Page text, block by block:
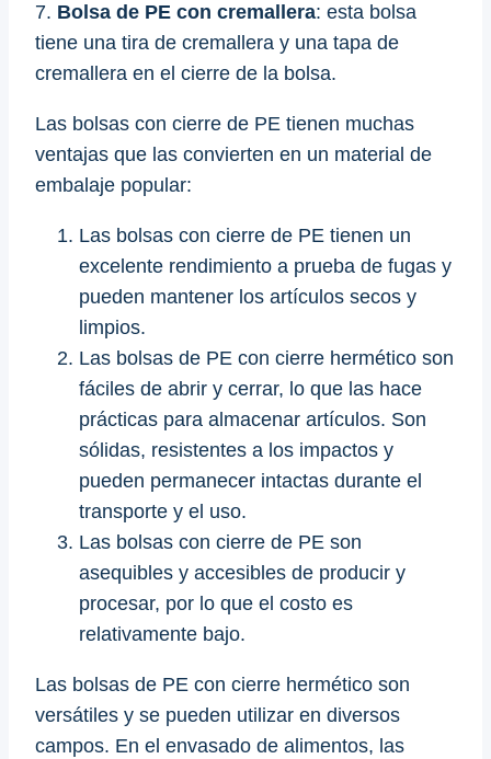
7. Bolsa de PE con cremallera: esta bolsa
tiene una tira de cremallera y una tapa de
cremallera en el cierre de la bolsa.
Las bolsas con cierre de PE tienen muchas
ventajas que las convierten en un material de
embalaje popular:
Las bolsas con cierre de PE tienen un
excelente rendimiento a prueba de fugas y
pueden mantener los artículos secos y
limpios.
Las bolsas de PE con cierre hermético son
fáciles de abrir y cerrar, lo que las hace
prácticas para almacenar artículos. Son
sólidas, resistentes a los impactos y
pueden permanecer intactas durante el
transporte y el uso.
Las bolsas con cierre de PE son
asequibles y accesibles de producir y
procesar, por lo que el costo es
relativamente bajo.
Las bolsas de PE con cierre hermético son
versátiles y se pueden utilizar en diversos
campos. En el envasado de alimentos, las